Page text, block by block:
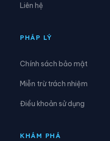
Xã Lìa
Xã Phú Trạch
Liên hệ
PHÁP LÝ
Chính sách bảo mật
Miễn trừ trách nhiệm
Điều khoản sử dụng
KHÁM PHÁ